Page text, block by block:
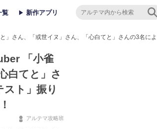
覧 新作アプリ
」さん、「或世イヌ」さん、「心白てと」さんの3名
「小雀
白てと」さ
ト」振り
アルテマ攻略班